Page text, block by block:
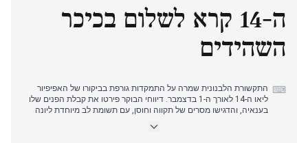
ה-14 קרא לשלום בכיכר
השהידים
⌨ התקשורת הלבנונית שמרה על התמקדות גורפת בביקורו של האפיפיור
ליאו ה-14 לאורך ה-1 בדצמבר. דיווחי הבוקר פירטו את קבלת הפנים שלו
בענאיה, והדגישו מסרים של תקווה וחוסן, עם תשומת לב מיוחדת ליונה
למעורבותו בכיכר השהידים, שם קרא לשלום, דיאלוג והתגברות על